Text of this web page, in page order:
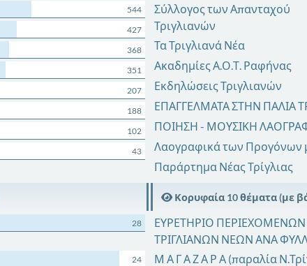
544
427
368
351
207
188
102
43
Σύλλογος των Απανταχού
Τριγλιανών
Τα Τριγλιανά Νέα
Ακαδημίες Α.Ο.Τ. Ραφήνας
Εκδηλώσεις Τριγλιανών
ΕΠΑΓΓΕΛΜΑΤΑ ΣΤΗΝ ΠΑΛΙΑ
ΠΟΙΗΣΗ - ΜΟΥΣΙΚΗ
Λαογραφικά των Προγόνων
Παράρτημα Νέας Τρίγλιας
28
24
Κορυφαία 10 θέματα (με
ΕΥΡΕΤΗΡΙΟ ΠΕΡΙΕΧΟΜΕΝΩΝ
ΤΡΙΓΛΙΑΝΩΝ ΝΕΩΝ ΑΝΑ
Μ Α Γ Α Ζ Α Ρ Α (παραλία